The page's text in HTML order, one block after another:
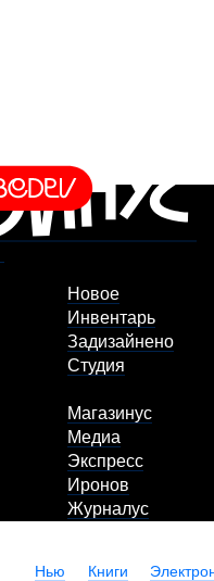
Новое
Инвентарь
Задизайнено
Студия
Магазинус
Медиа
Экспресс
Иронов
Журналус
Нью Книги